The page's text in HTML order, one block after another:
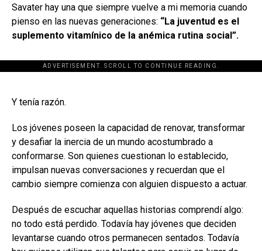
Savater hay una que siempre vuelve a mi memoria cuando
pienso en las nuevas generaciones: “La juventud es el
suplemento vitamínico de la anémica rutina social”.
ADVERTISEMENT. SCROLL TO CONTINUE READING.
[adsforwp id="243463"]
Y tenía razón.
Los jóvenes poseen la capacidad de renovar, transformar
y desafiar la inercia de un mundo acostumbrado a
conformarse. Son quienes cuestionan lo establecido,
impulsan nuevas conversaciones y recuerdan que el
cambio siempre comienza con alguien dispuesto a actuar.
Después de escuchar aquellas historias comprendí algo:
no todo está perdido. Todavía hay jóvenes que deciden
levantarse cuando otros permanecen sentados. Todavía